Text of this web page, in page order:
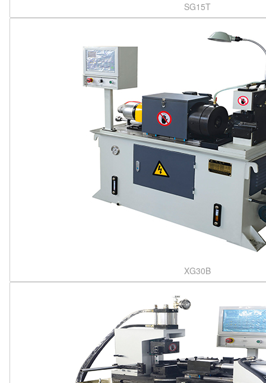
SG15T
XG30B